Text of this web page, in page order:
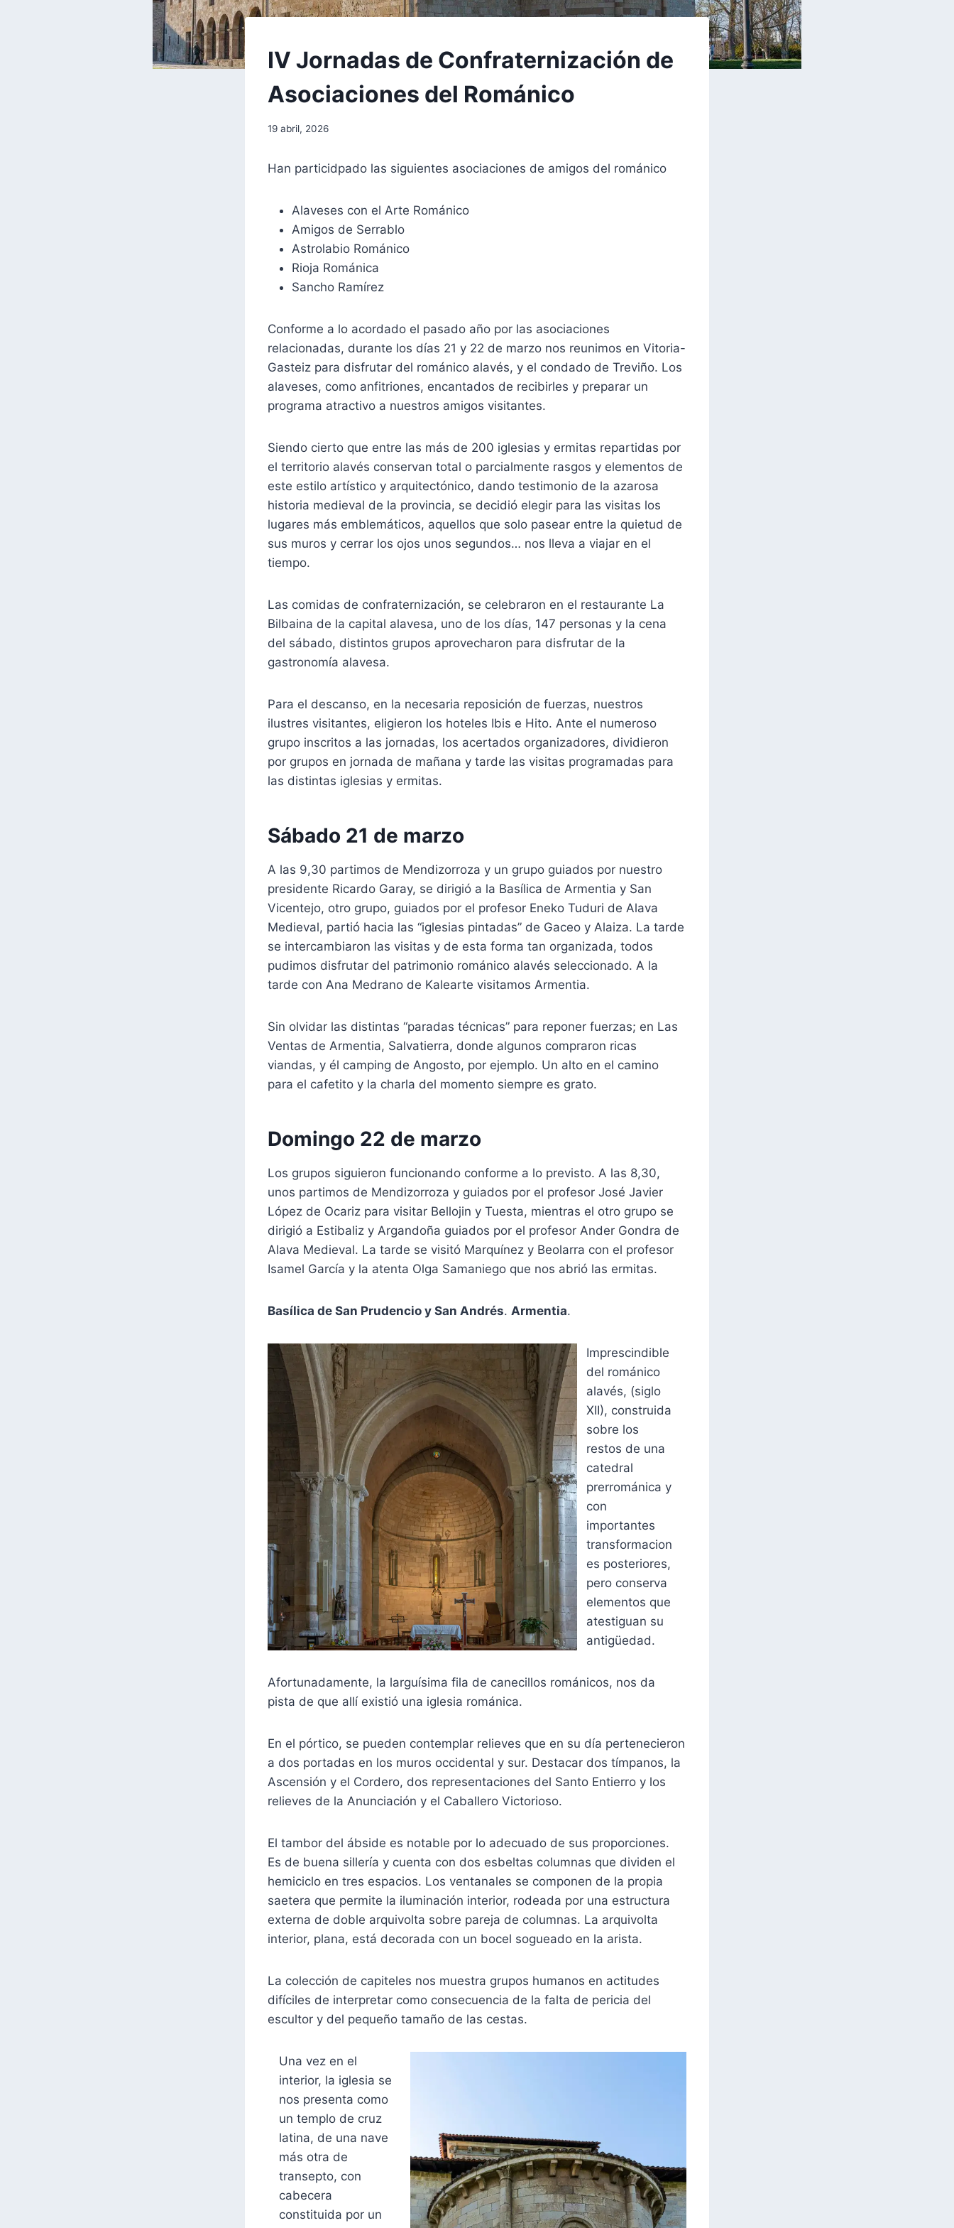
EXCURSIONES
IV Jornadas de Confraternización de
Asociaciones del Románico
Por
19 abril, 2026
Han particidpado las siguientes asociaciones de amigos del románico
Alaveses con el Arte Románico
Amigos de Serrablo
Astrolabio Románico
Rioja Románica
Sancho Ramírez
Conforme a lo acordado el pasado año por las asociaciones
relacionadas, durante los días 21 y 22 de marzo nos reunimos en Vitoria-
Gasteiz para disfrutar del románico alavés, y el condado de Treviño. Los
alaveses, como anfitriones, encantados de recibirles y preparar un
programa atractivo a nuestros amigos visitantes.
Siendo cierto que entre las más de 200 iglesias y ermitas repartidas por
el territorio alavés conservan total o parcialmente rasgos y elementos de
este estilo artístico y arquitectónico, dando testimonio de la azarosa
historia medieval de la provincia, se decidió elegir para las visitas los
lugares más emblemáticos, aquellos que solo pasear entre la quietud de
sus muros y cerrar los ojos unos segundos… nos lleva a viajar en el
tiempo.
Las comidas de confraternización, se celebraron en el restaurante La
Bilbaina de la capital alavesa, uno de los días, 147 personas y la cena
del sábado, distintos grupos aprovecharon para disfrutar de la
gastronomía alavesa.
Para el descanso, en la necesaria reposición de fuerzas, nuestros
ilustres visitantes, eligieron los hoteles Ibis e Hito. Ante el numeroso
grupo inscritos a las jornadas, los acertados organizadores, dividieron
por grupos en jornada de mañana y tarde las visitas programadas para
las distintas iglesias y ermitas.
Sábado 21 de marzo
A las 9,30 partimos de Mendizorroza y un grupo guiados por nuestro
presidente Ricardo Garay, se dirigió a la Basílica de Armentia y San
Vicentejo, otro grupo, guiados por el profesor Eneko Tuduri de Alava
Medieval, partió hacia las “iglesias pintadas” de Gaceo y Alaiza. La tarde
se intercambiaron las visitas y de esta forma tan organizada, todos
pudimos disfrutar del patrimonio románico alavés seleccionado. A la
tarde con Ana Medrano de Kalearte visitamos Armentia.
Sin olvidar las distintas “paradas técnicas” para reponer fuerzas; en Las
Ventas de Armentia, Salvatierra, donde algunos compraron ricas
viandas, y él camping de Angosto, por ejemplo. Un alto en el camino
para el cafetito y la charla del momento siempre es grato.
Domingo 22 de marzo
Los grupos siguieron funcionando conforme a lo previsto. A las 8,30,
unos partimos de Mendizorroza y guiados por el profesor José Javier
López de Ocariz para visitar Bellojin y Tuesta, mientras el otro grupo se
dirigió a Estibaliz y Argandoña guiados por el profesor Ander Gondra de
Alava Medieval. La tarde se visitó Marquínez y Beolarra con el profesor
Isamel García y la atenta Olga Samaniego que nos abrió las ermitas.
Basílica de San Prudencio y San Andrés.Armentia.
Imprescindible
del románico
alavés, (siglo
XII), construida
sobre los
restos de una
catedral
prerrománica y
con
importantes
transformacion
es posteriores,
pero conserva
elementos que
atestiguan su
antigüedad.
Afortunadamente, la larguísima fila de canecillos románicos, nos da
pista de que allí existió una iglesia románica.
En el pórtico, se pueden contemplar relieves que en su día pertenecieron
a dos portadas en los muros occidental y sur. Destacar dos tímpanos, la
Ascensión y el Cordero, dos representaciones del Santo Entierro y los
relieves de la Anunciación y el Caballero Victorioso.
El tambor del ábside es notable por lo adecuado de sus proporciones.
Es de buena sillería y cuenta con dos esbeltas columnas que dividen el
hemiciclo en tres espacios. Los ventanales se componen de la propia
saetera que permite la iluminación interior, rodeada por una estructura
externa de doble arquivolta sobre pareja de columnas. La arquivolta
interior, plana, está decorada con un bocel sogueado en la arista.
La colección de capiteles nos muestra grupos humanos en actitudes
difíciles de interpretar como consecuencia de la falta de pericia del
escultor y del pequeño tamaño de las cestas.
Una vez en el
interior, la iglesia se
nos presenta como
un templo de cruz
latina, de una nave
más otra de
transepto, con
cabecera
constituida por un